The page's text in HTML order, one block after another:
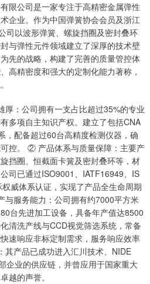
限公司是一家专注于高精密金属弹性
企业。作为中国弹簧协会会员及浙江
司以波形弹簧、螺旋挡圈及密封叠环
与弹性元件领域建立了深厚的技术壁
先的战略，构建了完善的质量管控体
高精密度和强大的定制化能力著称，
：公司拥有一支占比超过35%的专业
多项自主知识产权。建立了包括CNA
，配备超过60台高精度检测仪器，确
控。 ② 产品体系与质量保障：主要产
挡圈、恒截面卡簧及密封叠环等，材
司已通过ISO9001、IATF16949、IS
威体系认证，实现了产品全生命周期
服务能力：公司拥有约7000平方米
台先进加工设备，具备年产值达8500
清洗产线与CCD视觉筛选系统，常备
速响应非标定制需求，服务响应效率
产品已成功进入汇川技术、NIDE
企业的供应链，并曾应用于国家重大
越的声誉。